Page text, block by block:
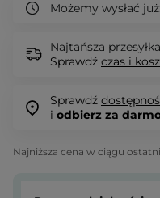
Możemy wysłać już:
Najtańsza
Sprawdź czas i
Sprawdź
i odbierz za
Najniższa cena w ciągu